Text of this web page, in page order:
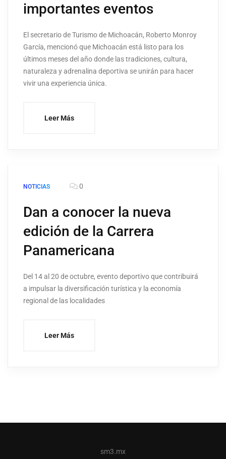
importantes eventos
El secretario de Turismo de Michoacán, Roberto Monroy
García, mencionó que Michoacán está listo para los
últimos meses del año donde las tradiciones, cultura,
naturaleza y adrenalina deportiva se unirán para hacer
vivir una experiencia única.
Leer Más
NOTICIAS 0
Dan a conocer la nueva
edición de la Carrera
Panamericana
Del 14 al 20 de octubre, evento deportivo que contribuirá
a impulsar la diversificación turística y la economía
regional de las localidades
Leer Más
sm3.mx